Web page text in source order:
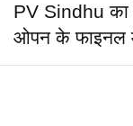
PV Sindhu का
ओपन के फाइनल